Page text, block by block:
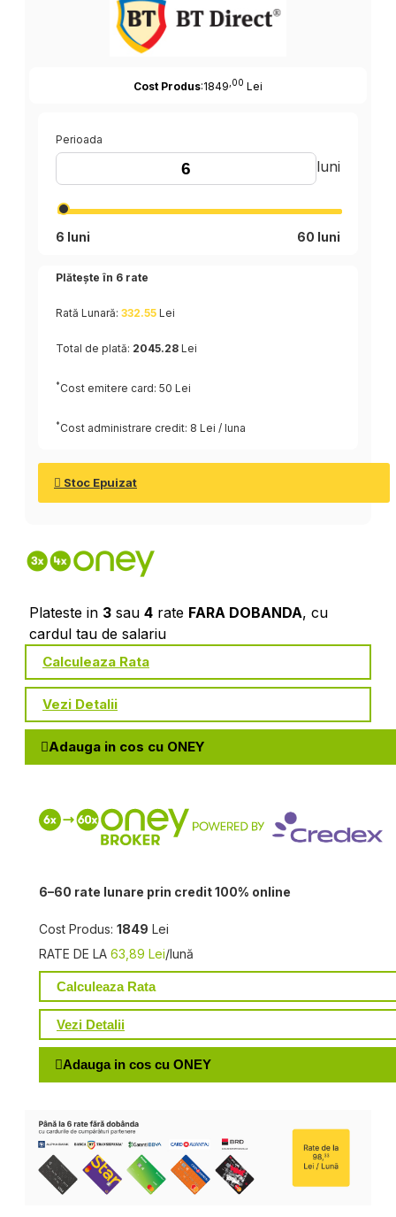
Cost Produs:1849 ,00 Lei
Perioada
luni
6 luni 60 luni
Plătește în 6 rate
Rată Lunară: 332.55 Lei
Total de plată: 2045.28 Lei
* Cost emitere card: 50 Lei
* Cost administrare credit: 8 Lei / luna
Stoc Epuizat
Plateste in 3 sau 4 rate FARA DOBANDA, cu
cardul tau de salariu
Calculeaza Rata
Vezi Detalii
Adauga in cos cu ONEY
6–60 rate lunare prin credit 100% online
Cost Produs: 1849 Lei
RATE DE LA 63,89 Lei/lună
Calculeaza Rata
Vezi Detalii
Adauga in cos cu ONEY